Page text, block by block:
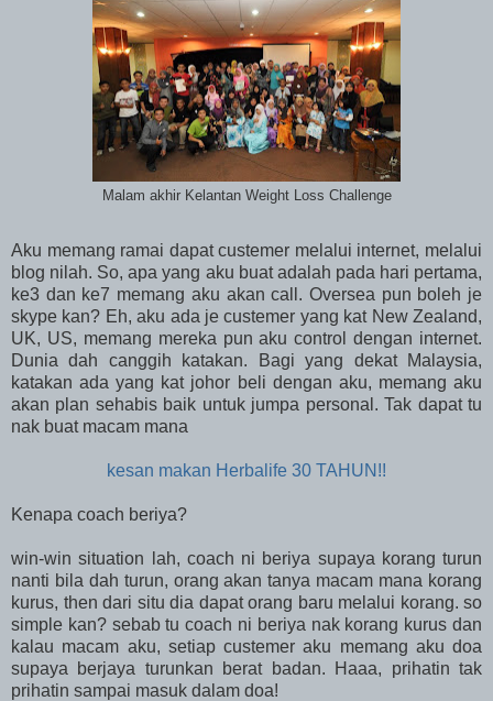
Malam akhir Kelantan Weight Loss Challenge
Aku memang ramai dapat custemer melalui internet, melalui
blog nilah. So, apa yang aku buat adalah pada hari pertama,
ke3 dan ke7 memang aku akan call. Oversea pun boleh je
skype kan? Eh, aku ada je custemer yang kat New Zealand,
UK, US, memang mereka pun aku control dengan internet.
Dunia dah canggih katakan. Bagi yang dekat Malaysia,
katakan ada yang kat johor beli dengan aku, memang aku
akan plan sehabis baik untuk jumpa personal. Tak dapat tu
nak buat macam mana
kesan makan Herbalife 30 TAHUN!!
Kenapa coach beriya?
win-win situation lah, coach ni beriya supaya korang turun
nanti bila dah turun, orang akan tanya macam mana korang
kurus, then dari situ dia dapat orang baru melalui korang. so
simple kan? sebab tu coach ni beriya nak korang kurus dan
kalau macam aku, setiap custemer aku memang aku doa
supaya berjaya turunkan berat badan. Haaa, prihatin tak
prihatin sampai masuk dalam doa!